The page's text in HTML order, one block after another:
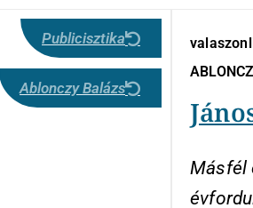
Publicisztika
Ablonczy Balázs
Másfél